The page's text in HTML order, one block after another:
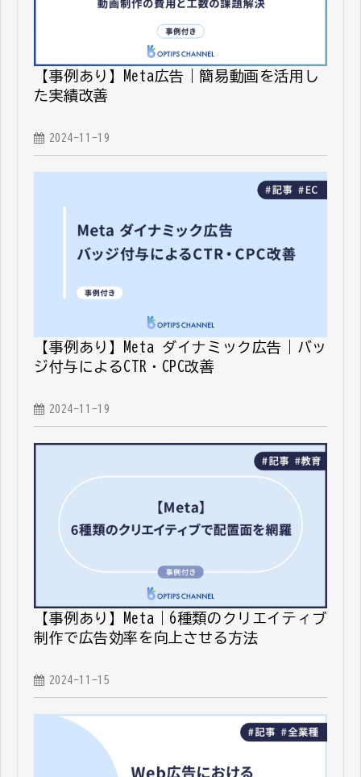
【事例あり】Meta広告｜簡易動画を活用し
た実績改善
2024-11-19
【事例あり】Meta ダイナミック広告｜バッ
ジ付与によるCTR・CPC改善
2024-11-19
【事例あり】Meta｜6種類のクリエイティブ
制作で広告効率を向上させる方法
2024-11-15